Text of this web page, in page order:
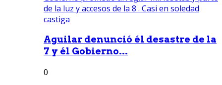
Aguilar denunció él desastre de la
7 y él Gobierno...
0